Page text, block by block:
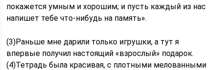
покажется умным и хорошим; и пусть каждый из нас
напишет тебе что-нибудь на память».
(3)Раньше мне дарили только игрушки, а тут я
впервые получил настоящий «взрослый» подарок.
(4)Тетрадь была красивая, с плотными мелованными